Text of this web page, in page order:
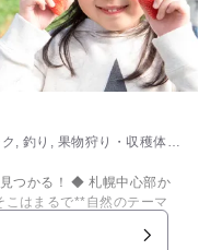
, 釣り, 果物狩り・収穫体
◆ 札幌中心部か
施設です。 野生動物